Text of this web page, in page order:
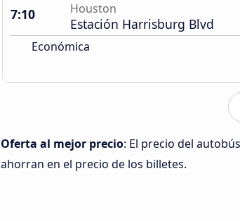
7:10
Houston
Estación Harrisburg Blvd
Económica
Oferta al mejor precio: El precio del
ahorran en el precio de los billetes.